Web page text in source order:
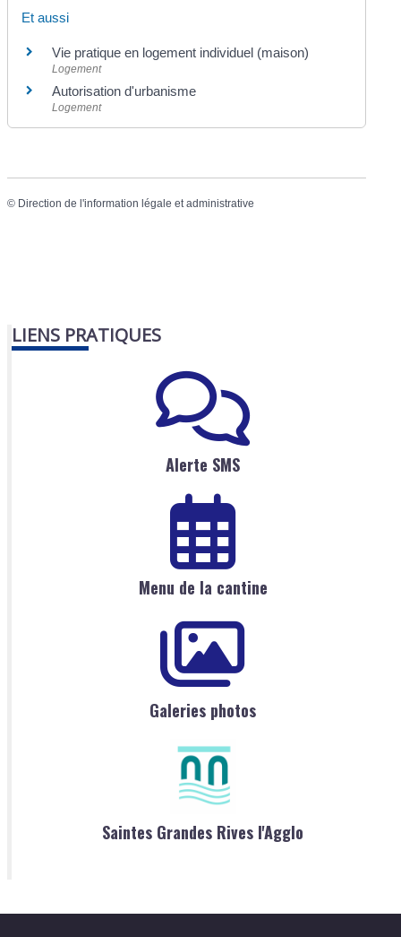
Et aussi
Vie pratique en logement individuel (maison)
Logement
Autorisation d'urbanisme
Logement
© Direction de l'information légale et administrative
LIENS PRATIQUES
Alerte SMS
Menu de la cantine
Galeries photos
Saintes Grandes Rives l'Agglo